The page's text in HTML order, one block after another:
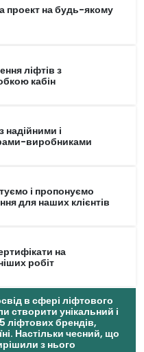
проект на будь-якому
ліфтів з
кабін
надійними і
виробниками
і пропонуємо
для наших клієнтів
на
робіт
в сфері ліфтового
створити унікальний і
ліфтових брендів,
Настільки чесний, що
з нього